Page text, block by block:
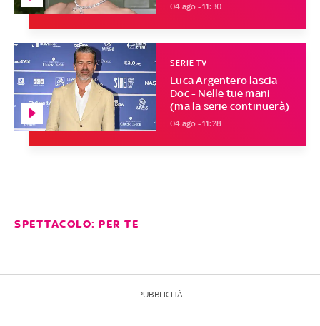
04 ago - 11:30
Luca Argentero lascia
Doc - Nelle tue mani
(ma la serie continuerà)
SERIE TV
04 ago - 11:28
SPETTACOLO: PER TE
PUBBLICITÀ